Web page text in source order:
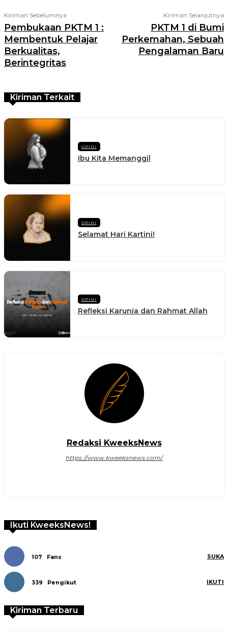
Kiriman Sebelumnya
Pembukaan PKTM 1 :
Membentuk Pelajar
Berkualitas,
Berintegritas
Kiriman Selanjutnya
PKTM 1 di Bumi
Perkemahan, Sebuah
Pengalaman Baru
Kiriman Terkait
OPINI
Ibu Kita Memanggil
OPINI
Selamat Hari Kartini!
OPINI
Refleksi Karunia dan Rahmat Allah
Redaksi KweeksNews
https://www.kweeksnews.com/
Ikuti KweeksNews!
107 Fans SUKA
339 Pengikut IKUTI
Kiriman Terbaru